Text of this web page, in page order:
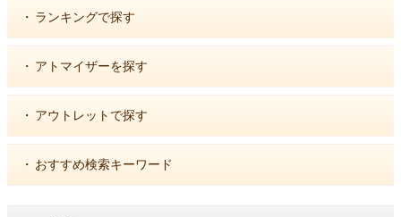
・ ランキングで探す
・ アトマイザーを探す
・ アウトレットで探す
・ おすすめ検索キーワード